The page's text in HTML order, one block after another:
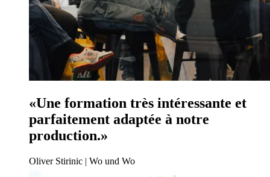
«Une formation très intéressante et
parfaitement adaptée à notre
production.»
Oliver Stirinic | Wo und Wo